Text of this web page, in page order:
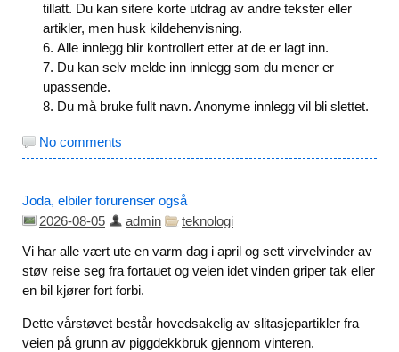
tillatt. Du kan sitere korte utdrag av andre tekster eller
artikler, men husk kildehenvisning.
Alle innlegg blir kontrollert etter at de er lagt inn.
Du kan selv melde inn innlegg som du mener er
upassende.
Du må bruke fullt navn. Anonyme innlegg vil bli slettet.
No comments
Joda, elbiler forurenser også
2026-08-05
admin
teknologi
Vi har alle vært ute en varm dag i april og sett virvelvinder av
støv reise seg fra fortauet og veien idet vinden griper tak eller
en bil kjører fort forbi.
Dette vårstøvet består hovedsakelig av slitasjepartikler fra
veien på grunn av piggdekkbruk gjennom vinteren.